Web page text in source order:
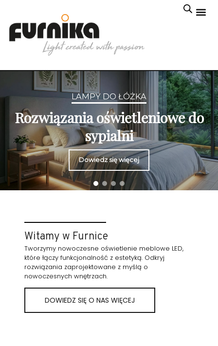
LAMPY DO ŁÓŻKA
Rozwiązania oświetleniowe do
sypialni
Dowiedz się więcej
Witamy w Furnice
Tworzymy nowoczesne oświetlenie meblowe LED,
które łączy funkcjonalność z estetyką. Odkryj
rozwiązania zaprojektowane z myślą o
nowoczesnych wnętrzach.
DOWIEDZ SIĘ O NAS WIĘCEJ